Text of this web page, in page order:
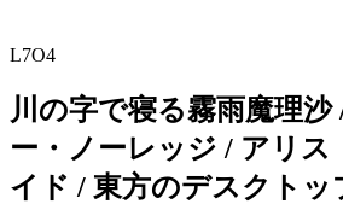
L7O4
川の字で寝る霧雨魔理沙
ー・ノーレッジ / アリス
イド / 東方のデスクトッ